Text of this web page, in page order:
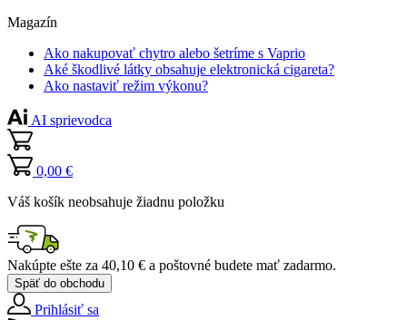
Magazín
Ako nakupovať chytro alebo šetríme s Vaprio
Aké škodlivé látky obsahuje elektronická cigareta?
Ako nastaviť režim výkonu?
AI sprievodca
0,00 €
Váš košík neobsahuje žiadnu položku
Nakúpte ešte za 40,10 € a poštovné budete mať zadarmo.
Späť do obchodu
Prihlásiť sa